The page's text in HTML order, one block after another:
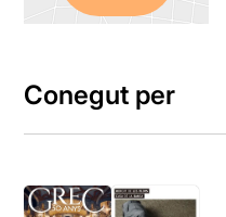
Conegut per